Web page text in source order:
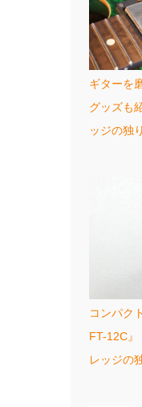
ギターを
グッズも
ッジの独
コンパク
FT-12C』
レッジの